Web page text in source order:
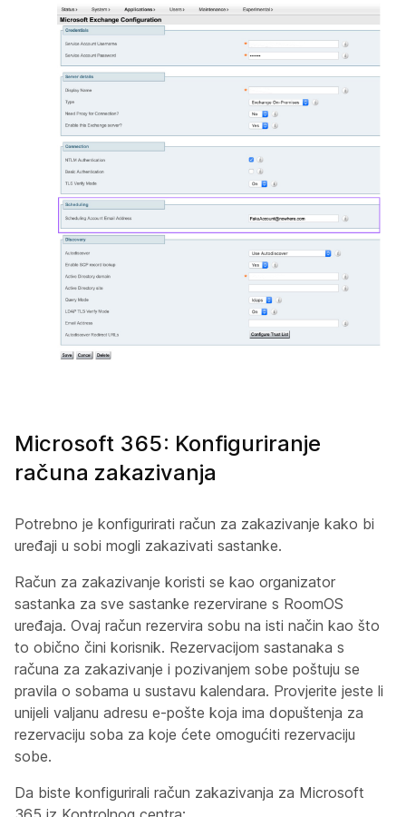
Microsoft 365: Konfiguriranje
računa zakazivanja
Potrebno je konfigurirati račun za zakazivanje kako bi
uređaji u sobi mogli zakazivati sastanke.
Račun za zakazivanje koristi se kao organizator
sastanka za sve sastanke rezervirane s RoomOS
uređaja. Ovaj račun rezervira sobu na isti način kao što
to obično čini korisnik. Rezervacijom sastanaka s
računa za zakazivanje i pozivanjem sobe poštuju se
pravila o sobama u sustavu kalendara. Provjerite jeste li
unijeli valjanu adresu e-pošte koja ima dopuštenja za
rezervaciju soba za koje ćete omogućiti rezervaciju
sobe.
Da biste konfigurirali račun zakazivanja za Microsoft